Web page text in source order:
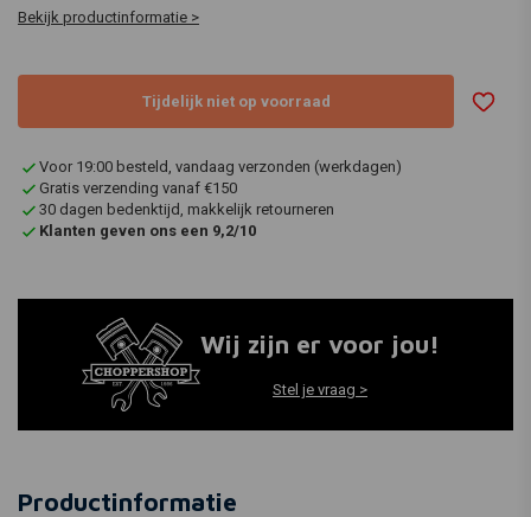
Bekijk productinformatie >
Tijdelijk niet op voorraad
Voor 19:00 besteld, vandaag verzonden (werkdagen)
Gratis verzending vanaf €150
30 dagen bedenktijd, makkelijk retourneren
Klanten geven ons een 9,2/10
Wij zijn er voor jou!
Stel je vraag >
Productinformatie